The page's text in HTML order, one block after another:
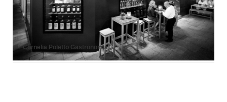
Cornelia Poletto Gastronomia